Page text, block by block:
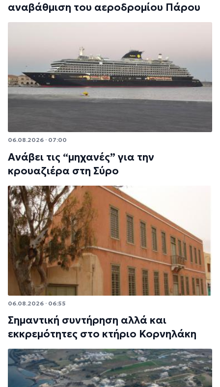
αναβάθμιση του αεροδρομίου Πάρου
06.08.2026 · 07:00
Ανάβει τις “μηχανές” για την
κρουαζιέρα στη Σύρο
06.08.2026 · 06:55
Σημαντική συντήρηση αλλά και
εκκρεμότητες στο κτήριο Κορνηλάκη